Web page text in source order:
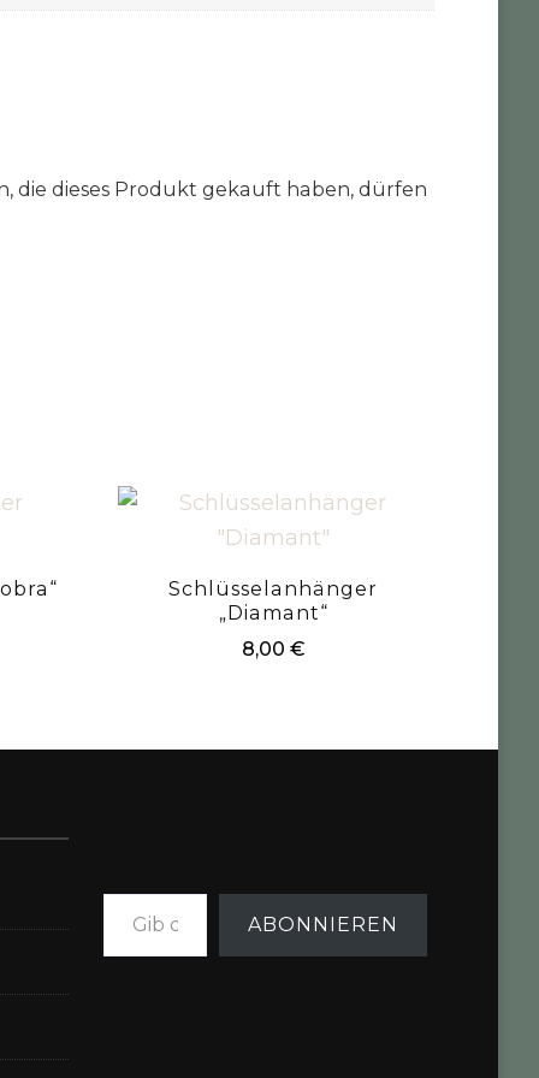
die dieses Produkt gekauft haben, dürfen
Schlüsselanhänger
„Diamant“
8,00 €
Gib deine E-Mail-Adresse ein ...
ABONNIEREN